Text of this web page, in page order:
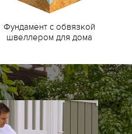
Фундамент с обвязкой
швеллером для дома